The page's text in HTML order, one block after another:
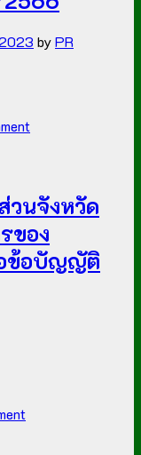
byPR
วนจังหวัด
ของ
อข้อบัญญัติ